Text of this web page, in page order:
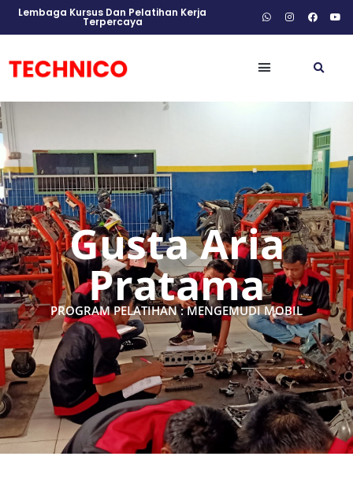
Lembaga Kursus Dan Pelatihan Kerja
Terpercaya
Gusta Aria
Pratama
PROGRAM PELATIHAN : MENGEMUDI MOBIL